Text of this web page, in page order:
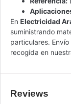
En Electricidad
suministrando
particulares.
recogida en
Reviews